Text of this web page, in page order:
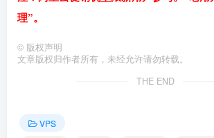
理”。
© 版权声明
文章版权归作者所有，未经允许请勿转载。
THE END
VPS